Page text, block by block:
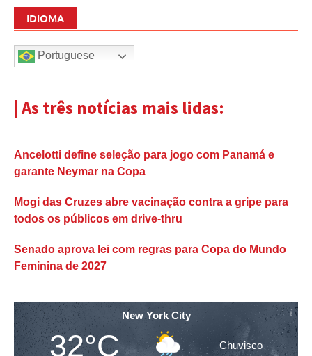
IDIOMA
Portuguese
| As três notícias mais lidas:
Ancelotti define seleção para jogo com Panamá e
garante Neymar na Copa
Mogi das Cruzes abre vacinação contra a gripe para
todos os públicos em drive-thru
Senado aprova lei com regras para Copa do Mundo
Feminina de 2027
New York City
32°C Chuvisco